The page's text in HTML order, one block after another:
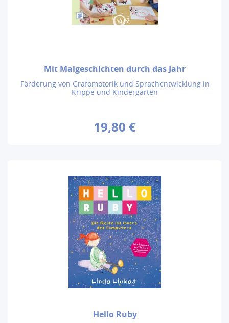
Mit Malgeschichten durch das Jahr
Förderung von Grafomotorik und Sprachentwicklung in
Krippe und Kindergarten
19,80 €
Hello Ruby